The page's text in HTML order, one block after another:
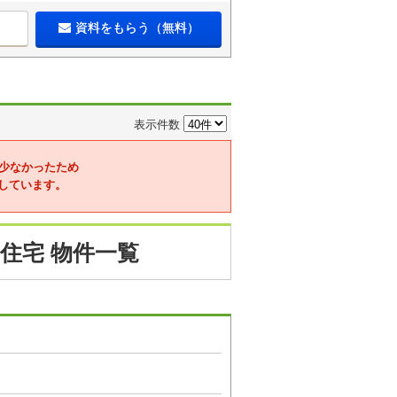
資料をもらう（無料）
表示件数
なかったため
ています。
宅 物件一覧